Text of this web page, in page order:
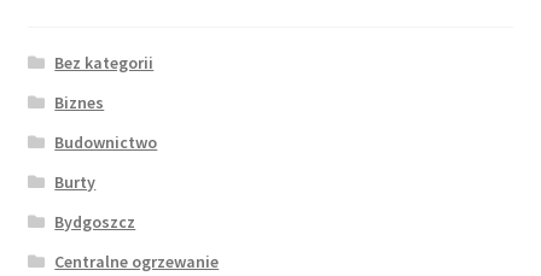
Bez kategorii
Biznes
Budownictwo
Burty
Bydgoszcz
Centralne ogrzewanie